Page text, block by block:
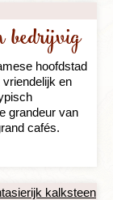
bedrijvig
hoofdstad
en
grandeur van
cafés.